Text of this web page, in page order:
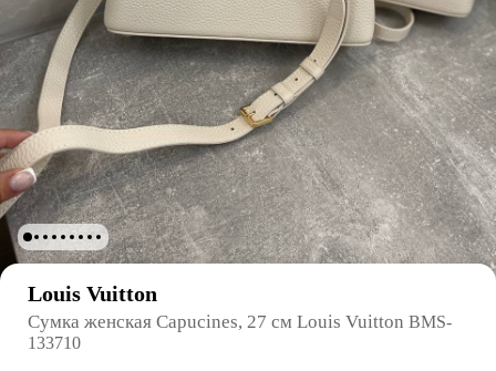
Louis Vuitton
Сумка женская Capucines, 27 см Louis Vuitton BMS-
133710